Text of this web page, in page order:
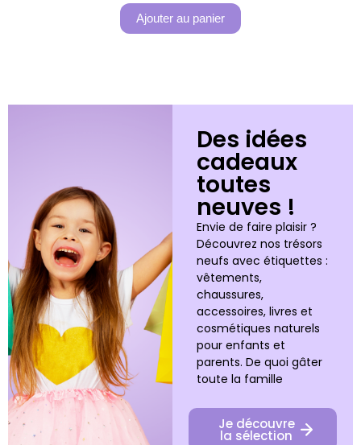
Ajouter au panier
Des idées
cadeaux
toutes
neuves !
Envie de faire plaisir ?
Découvrez nos trésors
neufs avec étiquettes :
vêtements,
chaussures,
accessoires, livres et
cosmétiques naturels
pour enfants et
parents. De quoi gâter
toute la famille
Je découvre
la sélection